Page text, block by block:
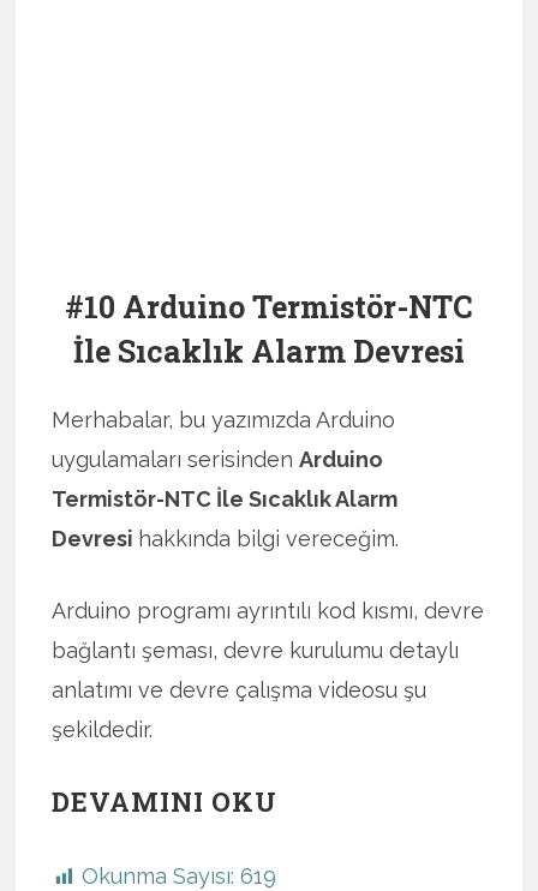
#10 Arduino Termistör-NTC
İle Sıcaklık Alarm Devresi
Merhabalar, bu yazımızda Arduino
uygulamaları serisindenArduino
Termistör-NTC İle Sıcaklık Alarm
Devresi hakkında bilgi vereceğim.
Arduino programı ayrıntılı kod kısmı, devre
bağlantı şeması, devre kurulumu detaylı
anlatımı ve devre çalışma videosu şu
şekildedir.
DEVAMINI OKU
Okunma Sayısı: 619